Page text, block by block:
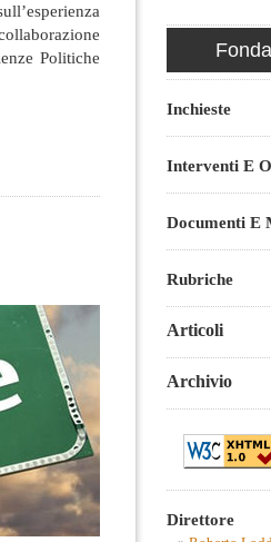
Politiche
Inchieste
Interventi E
Documenti E
Rubriche
Articoli
Archivio
Direttore